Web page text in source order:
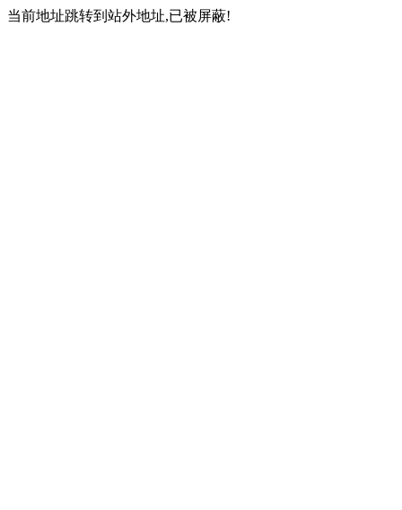
当前地址跳转到站外地址,已被屏蔽!